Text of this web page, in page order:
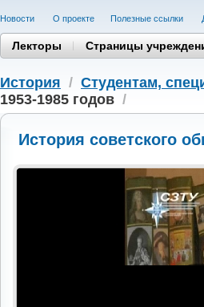
Новости О проекте Полезные cсылки
Лекторы Страницы
История / Студентам,
1953-1985 годов /
История советского